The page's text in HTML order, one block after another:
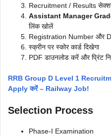
Recruitment / Results
Assistant Manager
लिंक खोलें
Registration Number और
स्क्रीन पर स्कोर कार्ड दिखेगा
PDF डाउनलोड करें और प्रिंट
RRB Group D Level 1
Apply करें – Railway Job!
Selection Process
Phase-I Examination